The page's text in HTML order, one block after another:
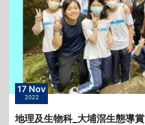
17 Nov
2022
地理及生物科_大埔滘生態導賞